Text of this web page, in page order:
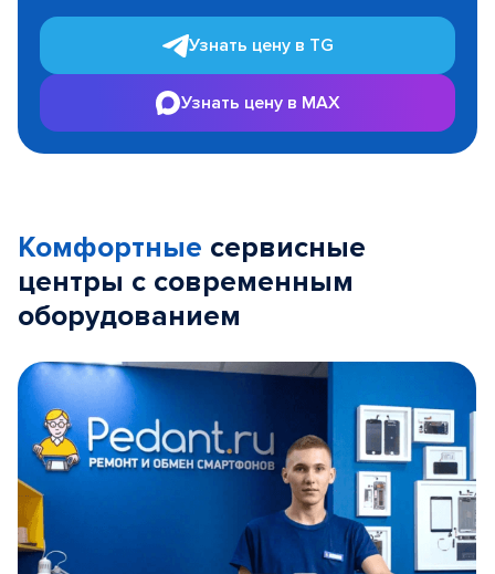
Узнать цену в TG
Узнать цену в MAX
Комфортные сервисные
центры с современным
оборудованием